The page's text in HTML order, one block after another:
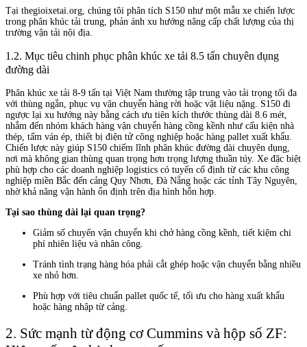
Tại thegioixetai.org, chúng tôi phân tích S150 như một mẫu xe chiến lược
trong phân khúc tải trung, phản ánh xu hướng nâng cấp chất lượng của thị
trường vận tải nội địa.
1.2. Mục tiêu chinh phục phân khúc xe tải 8.5 tấn chuyên dụng
đường dài
Phân khúc xe tải 8-9 tấn tại Việt Nam thường tập trung vào tải trọng tối đa
với thùng ngắn, phục vụ vận chuyển hàng rời hoặc vật liệu nặng. S150 đi
ngược lại xu hướng này bằng cách ưu tiên kích thước thùng dài 8.6 mét,
nhắm đến nhóm khách hàng vận chuyển hàng cồng kềnh như cấu kiện nhà
thép, tấm ván ép, thiết bị điện tử công nghiệp hoặc hàng pallet xuất khẩu.
Chiến lược này giúp S150 chiếm lĩnh phân khúc đường dài chuyên dụng,
nơi mà không gian thùng quan trọng hơn trọng lượng thuần túy. Xe đặc biệt
phù hợp cho các doanh nghiệp logistics có tuyến cố định từ các khu công
nghiệp miền Bắc đến cảng Quy Nhơn, Đà Nẵng hoặc các tỉnh Tây Nguyên,
nhờ khả năng vận hành ổn định trên địa hình hỗn hợp.
Tại sao thùng dài lại quan trọng?
Giảm số chuyến vận chuyển khi chở hàng cồng kềnh, tiết kiệm chi
phí nhiên liệu và nhân công.
Tránh tình trạng hàng hóa phải cắt ghép hoặc vận chuyển bằng nhiều
xe nhỏ hơn.
Phù hợp với tiêu chuẩn pallet quốc tế, tối ưu cho hàng xuất khẩu
hoặc hàng nhập từ cảng.
2. Sức mạnh từ động cơ Cummins và hộp số ZF: